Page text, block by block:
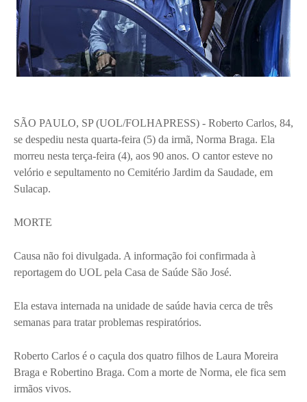
SÃO PAULO, SP (UOL/FOLHAPRESS) - Roberto Carlos, 84,
se despediu nesta quarta-feira (5) da irmã, Norma Braga. Ela
morreu nesta terça-feira (4), aos 90 anos. O cantor esteve no
velório e sepultamento no Cemitério Jardim da Saudade, em
Sulacap.
MORTE
Causa não foi divulgada. A informação foi confirmada à
reportagem do UOL pela Casa de Saúde São José.
Ela estava internada na unidade de saúde havia cerca de três
semanas para tratar problemas respiratórios.
Roberto Carlos é o caçula dos quatro filhos de Laura Moreira
Braga e Robertino Braga. Com a morte de Norma, ele fica sem
irmãos vivos.